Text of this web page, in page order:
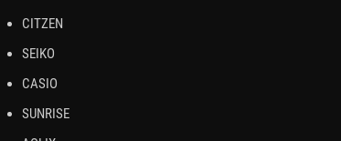
CITZEN
SEIKO
CASIO
SUNRISE